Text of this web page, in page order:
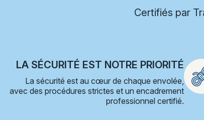
Certifiés par
LA SÉCURITÉ EST NOTRE PRIORITÉ
La sécurité est au cœur de chaque envolée,
avec des procédures strictes et un encadrement
professionnel certifié.